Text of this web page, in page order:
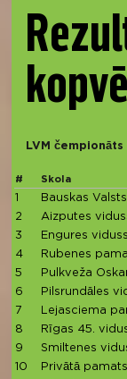
LVM
# Skola
1
Bauskas
2
Aizputes
3
Engures
4
Rubenes
5
Pulkveža
6
Pilsrundāles
7
Lejasciema
8
Rīgas 45.
9
Smiltenes
10
Privātā